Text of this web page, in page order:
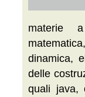
materie
dinamica,
delle
quali java,